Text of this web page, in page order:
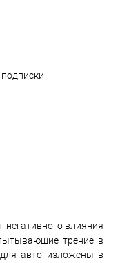
влияния
трение в
авто изложены в